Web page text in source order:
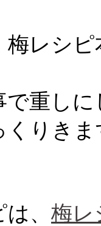
梅レシ
重し
くりきま
、 梅レ